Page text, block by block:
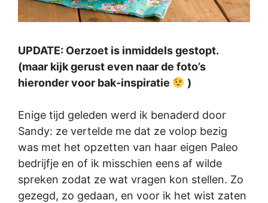
UPDATE: Oerzoet is inmiddels gestopt.
(maar kijk gerust even naar de foto’s
hieronder voor bak-inspiratie
)
Enige tijd geleden werd ik benaderd door
Sandy: ze vertelde me dat ze volop bezig
was met het opzetten van haar eigen Paleo
bedrijfje en of ik misschien eens af wilde
spreken zodat ze wat vragen kon stellen. Zo
gezegd, zo gedaan, en voor ik het wist zaten